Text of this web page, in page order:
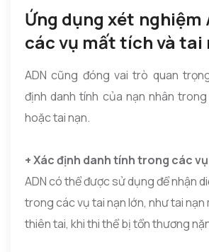
Ứng dụng xét nghiệm
các vụ mất tích và tai
ADN cũng đóng vai trò quan
định danh tính của nạn nhân
hoặc tai nạn.
+ Xác định danh tính trong các
ADN có thể được sử dụng để nhận
trong các vụ tai nạn lớn, như tai nạn
thiên tai, khi thi thể bị tổn thương